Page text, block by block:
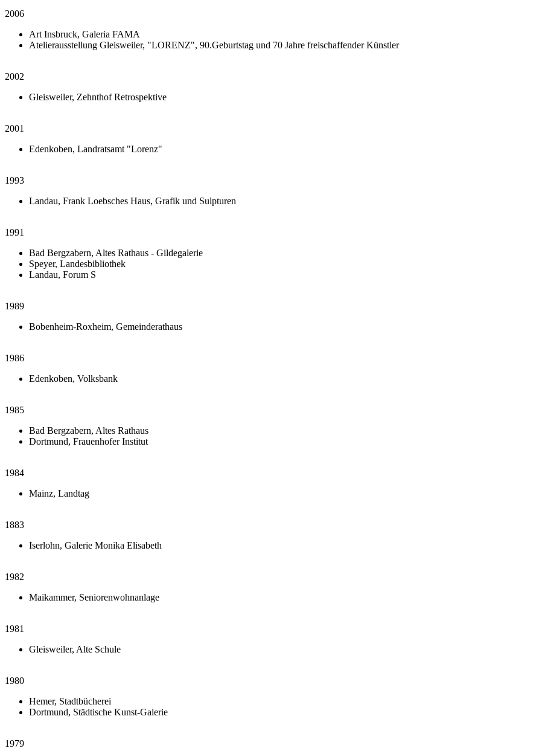
2006
Art Insbruck, Galeria FAMA
Atelierausstellung Gleisweiler, "LORENZ", 90.Geburtstag und 70 Jahre freischaffender Künstler
2002
Gleisweiler, Zehnthof Retrospektive
2001
Edenkoben, Landratsamt "Lorenz"
1993
Landau, Frank Loebsches Haus, Grafik und Sulpturen
1991
Bad Bergzabern, Altes Rathaus - Gildegalerie
Speyer, Landesbibliothek
Landau, Forum S
1989
Bobenheim-Roxheim, Gemeinderathaus
1986
Edenkoben, Volksbank
1985
Bad Bergzabern, Altes Rathaus
Dortmund, Frauenhofer Institut
1984
Mainz, Landtag
1883
Iserlohn, Galerie Monika Elisabeth
1982
Maikammer, Seniorenwohnanlage
1981
Gleisweiler, Alte Schule
1980
Hemer, Stadtbücherei
Dortmund, Städtische Kunst-Galerie
1979